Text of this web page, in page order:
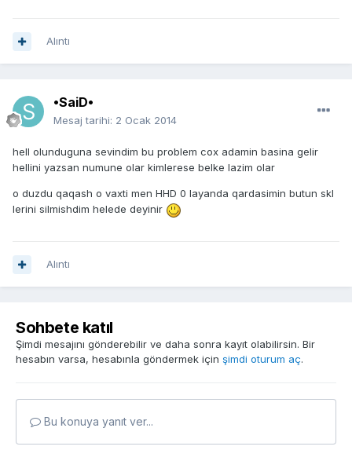
Alıntı
•SaiD•
Mesaj tarihi: 2 Ocak 2014
hell olunduguna sevindim bu problem cox adamin basina gelir
hellini yazsan numune olar kimlerese belke lazim olar
o duzdu qaqash o vaxti men HHD 0 layanda qardasimin butun skl
lerini silmishdim helede deyinir
Alıntı
Sohbete katıl
Şimdi mesajını gönderebilir ve daha sonra kayıt olabilirsin. Bir
hesabın varsa, hesabınla göndermek için şimdi oturum aç.
Bu konuya yanıt ver...